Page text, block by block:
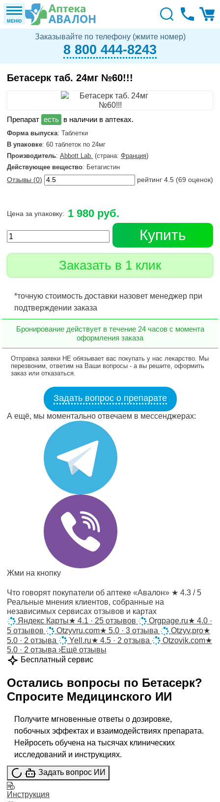
МЕНЮ
Заказывайте по телефону (жмите номер)
8 800 444-8243
Бетасерк таб. 24мг №60!!!
в наличии в аптеках.
Форма выпуска: Таблетки
В упаковке: 60 таблеток по 24мг
Производитель: Abbott Lab. (страна: Франция)
Действующее вещество: Бетагистин
Отзывы (0) рейтинг 4.5 (69 оценок)
Цена за упаковку: 1 980 руб.
Купить
Заказать в 1 клик
*точную стоимость доставки назовет менеджер при
подтверждении заказа
Бронирование действует в течение 24 часов с момента
оформления заказа
Отправка заявки НЕ обязывает вас покупать у нас лекарство. Мы
перезвоним, ответим на Ваши вопросы - а вы решите, оформить
заказ или отказаться.
Задать вопрос о препарате
А ещё, мы моментально отвечаем в мессенджерах:
Жми на кнопку
Что говорят покупатели об аптеке «Авалон» ★ 4.3 / 5
Реальные мнения клиентов, собранные на
независимых сервисах отзывов и картах
Яндекс Карты★ 4.1 · 25 отзывов Orgpage.ru★ 4.0 ·
5 отзывов
Otzyvru.com★ 5.0 · 3 отзыва Otzyv.pro★
5.0 · 2 отзыва
Yell.ru★ 4.5 · 2 отзыва Otzovik.com★
5.0 · 2 отзыва ›Ещё отзывы
Бесплатный сервис
Остались вопросы по Бетасерк?
Спросите Медицинского ИИ
Получите мгновенные ответы о дозировке,
побочных эффектах и взаимодействиях препарата.
Нейросеть обучена на тысячах клинических
исследований и инструкциях.
Задать вопрос ИИ
Инструкция